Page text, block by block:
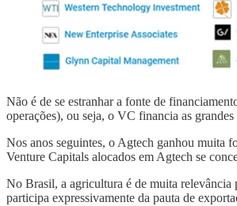
Não é de se estranhar a fonte de
operações), ou seja, o VC financia as
Nos anos seguintes, o Agtech ganhou muita
Venture Capitals alocados em Agtech se
No Brasil, a agricultura é de muita relevância
participa expressivamente da pauta de